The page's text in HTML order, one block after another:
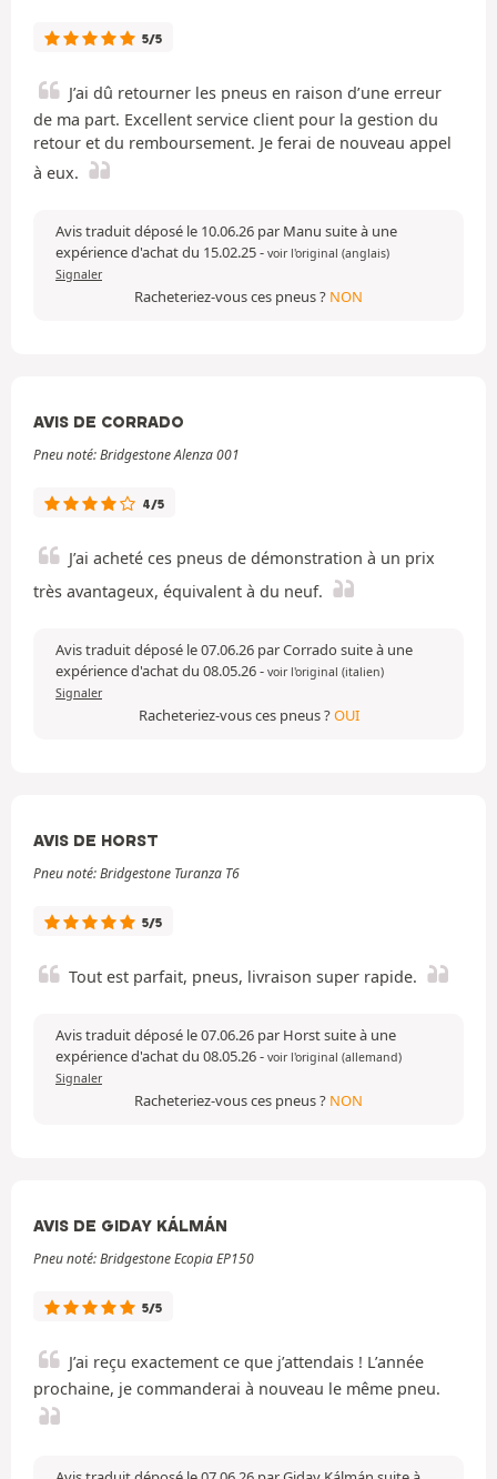
5/5
J’ai dû retourner les pneus en raison d’une erreur
de ma part. Excellent service client pour la gestion du
retour et du remboursement. Je ferai de nouveau appel
à eux.
Avis traduit déposé le 10.06.26 par Manu suite à une
expérience d'achat du 15.02.25- voir l'original (anglais)
Signaler
Racheteriez-vous ces pneus ? NON
AVIS DE CORRADO
Pneu noté: Bridgestone Alenza 001
4/5
J’ai acheté ces pneus de démonstration à un prix
très avantageux, équivalent à du neuf.
Avis traduit déposé le 07.06.26 par Corrado suite à une
expérience d'achat du 08.05.26- voir l'original (italien)
Signaler
Racheteriez-vous ces pneus ?OUI
AVIS DE HORST
Pneu noté: Bridgestone Turanza T6
5/5
Tout est parfait, pneus, livraison super rapide.
Avis traduit déposé le 07.06.26 par Horst suite à une
expérience d'achat du 08.05.26- voir l'original (allemand)
Signaler
Racheteriez-vous ces pneus ? NON
AVIS DE GIDAY KÁLMÁN
Pneu noté: Bridgestone Ecopia EP150
5/5
J’ai reçu exactement ce que j’attendais ! L’année
prochaine, je commanderai à nouveau le même pneu.